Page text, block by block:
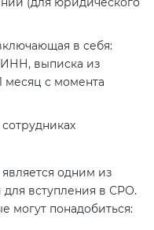
в себя:
выписка из
месяц с момента
одним из
вступления в СРО.
могут понадобиться: